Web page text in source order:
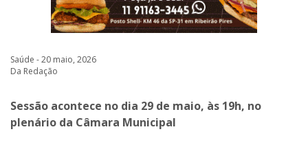
Saúde - 20 maio, 2026
Da Redação
Sessão acontece no dia 29 de maio, às 19h, no
plenário da Câmara Municipal